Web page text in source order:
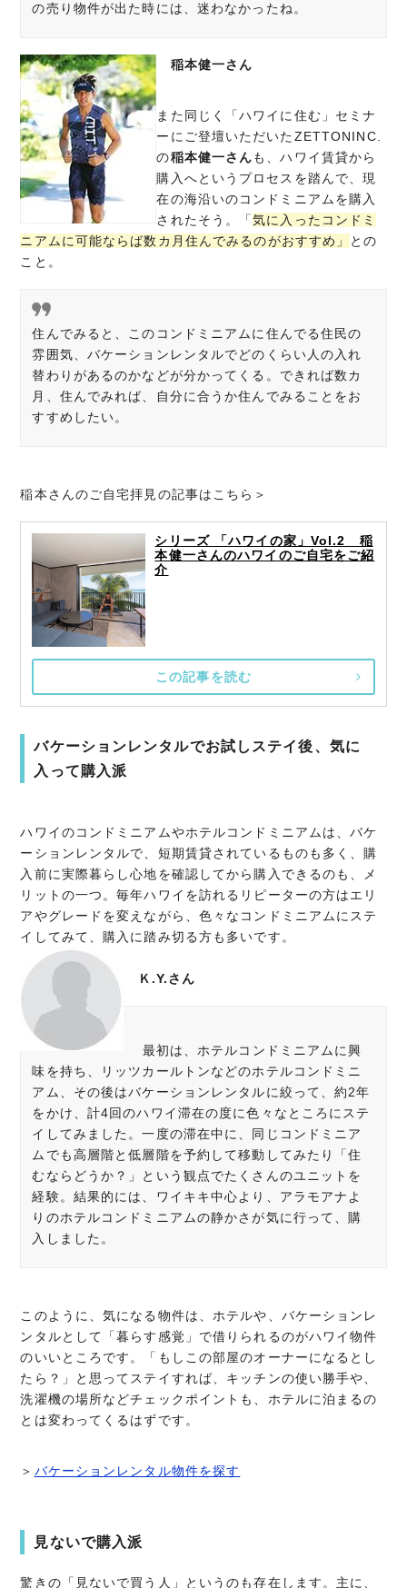
の売り物件が出た時には、迷わなかったね。
稲本健一さん
また同じく「ハワイに住む」セミナ
ーにご登壇いただいたZETTONINC.
の稲本健一さんも、ハワイ賃貸から
購入へというプロセスを踏んで、現
在の海沿いのコンドミニアムを購入
されたそう。「気に入ったコンドミ
ニアムに可能ならば数カ月住んでみるのがおすすめ」
との
こと。
住んでみると、このコンドミニアムに住んでる住民の
雰囲気、バケーションレンタルでどのくらい人の入れ
替わりがあるのかなどが分かってくる。できれば数カ
月、住んでみれば、自分に合うか住んでみることをお
すすめしたい。
稲本さんのご自宅拝見の記事はこちら＞
シリーズ 「ハワイの家」Vol.2 稲
本健一さんのハワイのご自宅をご紹
介
この記事を読む
バケーションレンタルでお試しステイ後、気に
入って購入派
ハワイのコンドミニアムやホテルコンドミニアムは、バケ
ーションレンタルで、短期賃貸されているものも多く、購
入前に実際暮らし心地を確認してから購入できるのも、メ
リットの一つ。毎年ハワイを訪れるリピーターの方はエリ
アやグレードを変えながら、色々なコンドミニアムにステ
イしてみて、購入に踏み切る方も多いです。
Ｋ.Y.さん
最初は、ホテルコンドミニアムに興
味を持ち、リッツカールトンなどのホテルコンドミニ
アム、その後はバケーションレンタルに絞って、約2年
をかけ、計4回のハワイ滞在の度に色々なところにステ
イしてみました。一度の滞在中に、同じコンドミニア
ムでも高層階と低層階を予約して移動してみたり「住
むならどうか？」という観点でたくさんのユニットを
経験。結果的には、ワイキキ中心より、アラモアナよ
りのホテルコンドミニアムの静かさが気に行って、購
入しました。
このように、気になる物件は、ホテルや、バケーションレ
ンタルとして「暮らす感覚」で借りられるのがハワイ物件
のいいところです。「もしこの部屋のオーナーになるとし
たら？」と思ってステイすれば、キッチンの使い勝手や、
洗濯機の場所などチェックポイントも、ホテルに泊まるの
とは変わってくるはずです。
＞ バケーションレンタル物件を探す
見ないで購入派
驚きの「見ないで買う人」というのも存在します。主に、